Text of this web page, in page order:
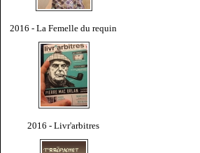
2016 - La Femelle du requin
2016 - Livr'arbitres